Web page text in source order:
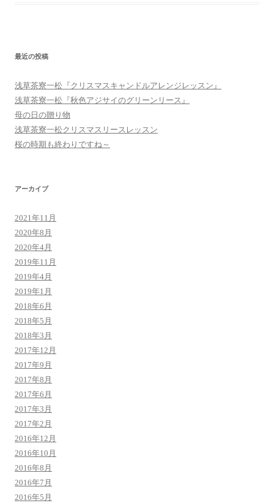
最近の投稿
浅草茶寮一松『クリスマスキャンドルアレンジレッスン』
浅草茶寮一松『秋色アジサイのグリーンリース』
母の日の贈り物
浅草茶寮一松クリスマスリースレッスン
桜の時期も終わりですね～
アーカイブ
2021年11月
2020年8月
2020年4月
2019年11月
2019年4月
2019年1月
2018年6月
2018年5月
2018年3月
2017年12月
2017年9月
2017年8月
2017年6月
2017年3月
2017年2月
2016年12月
2016年10月
2016年8月
2016年7月
2016年5月